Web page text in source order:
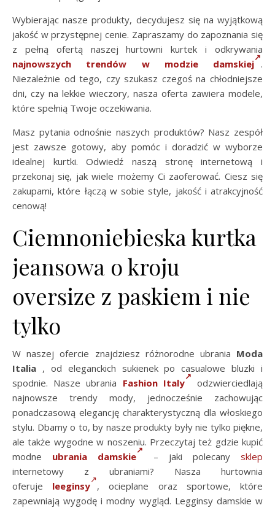
Wybierając nasze produkty, decydujesz się na wyjątkową
jakość w przystępnej cenie. Zapraszamy do zapoznania się
z pełną ofertą naszej hurtowni kurtek i odkrywania
najnowszych trendów w modzie damskiej .
Niezależnie od tego, czy szukasz czegoś na chłodniejsze
dni, czy na lekkie wieczory, nasza oferta zawiera modele,
które spełnią Twoje oczekiwania.
Masz pytania odnośnie naszych produktów? Nasz zespół
jest zawsze gotowy, aby pomóc i doradzić w wyborze
idealnej kurtki. Odwiedź naszą stronę internetową i
przekonaj się, jak wiele możemy Ci zaoferować. Ciesz się
zakupami, które łączą w sobie style, jakość i atrakcyjność
cenową!
Ciemnoniebieska kurtka
jeansowa o kroju
oversize z paskiem i nie
tylko
W naszej ofercie znajdziesz różnorodne ubrania Moda
Italia , od eleganckich sukienek po casualowe bluzki i
spodnie. Nasze ubrania Fashion Italy
odzwierciedlają
najnowsze trendy mody, jednocześnie zachowując
ponadczasową elegancję charakterystyczną dla włoskiego
stylu. Dbamy o to, by nasze produkty były nie tylko piękne,
ale także wygodne w noszeniu. Przeczytaj też gdzie kupić
modne ubrania damskie – jaki polecany sklep
internetowy z ubraniami? Nasza hurtownia
oferuje leeginsy , ocieplane oraz sportowe, które
zapewniają wygodę i modny wygląd. Legginsy damskie w